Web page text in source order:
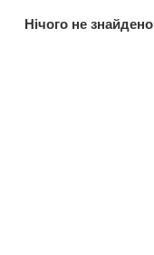
Нiчого не знайдено